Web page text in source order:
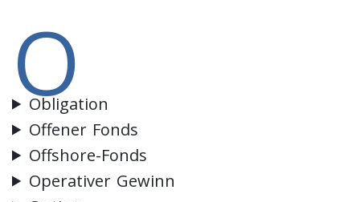
O
Obligation
Offener Fonds
Offshore-Fonds
Operativer Gewinn